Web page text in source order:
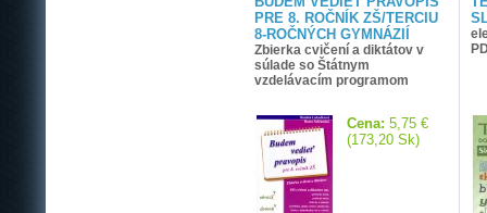
PRE 8. ROČNÍK ZŠ/TERCIU
8-ROČNÝCH GYMNÁZIÍ
Zbierka cvičení a diktátov v
súlade so Štátnym
vzdelávacím programom
Cena: 5,75 €
(173,20 Sk)